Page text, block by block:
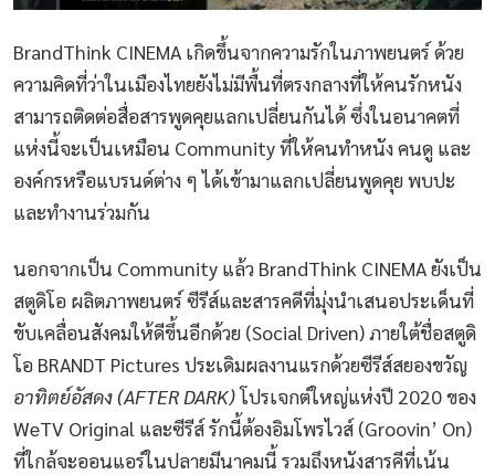
BrandThink CINEMA เกิดขึ้นจากความรักในภาพยนตร์ ด้วย
ความคิดที่ว่าในเมืองไทยยังไม่มีพื้นที่ตรงกลางที่ให้คนรักหนัง
สามารถติดต่อสื่อสารพูดคุยแลกเปลี่ยนกันได้ ซึ่งในอนาคตที่
แห่งนี้จะเป็นเหมือน Community ที่ให้คนทำหนัง คนดู และ
องค์กรหรือแบรนด์ต่าง ๆ ได้เข้ามาแลกเปลี่ยนพูดคุย พบปะ
และทำงานร่วมกัน
นอกจากเป็น Community แล้ว BrandThink CINEMA ยังเป็น
สตูดิโอ ผลิตภาพยนตร์ ซีรีส์และสารคดีที่มุ่งนำเสนอประเด็นที่
ขับเคลื่อนสังคมให้ดีขึ้นอีกด้วย (Social Driven) ภายใต้ชื่อสตูดิ
โอ BRANDT Pictures ประเดิมผลงานแรกด้วยซีรีส์สยองขวัญ
อาทิตย์อัสดง (AFTER DARK)โปรเจกต์ใหญ่แห่งปี 2020 ของ
WeTV Original และซีรีส์ รักนี้ต้องอิมโพรไวส์ (Groovin’ On)
ที่ใกล้จะออนแอร์ในปลายมีนาคมนี้ รวมถึงหนังสารคีที่เน้น